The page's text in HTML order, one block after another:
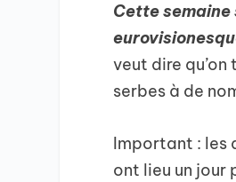
Cette semaine
veut dire
serbes à de
Important : les
ont lieu un